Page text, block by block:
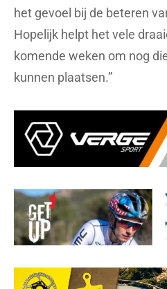
het gevoel bij de beteren
Hopelijk helpt het vele
komende weken om nog
kunnen plaatsen.”